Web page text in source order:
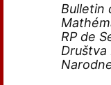
Bulletin
RP de
Društva